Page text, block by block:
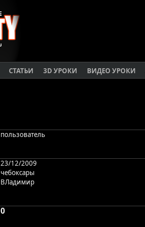
СТАТЬИ 3D УРОКИ ВИДЕО УРОКИ
пользователь
23/12/2009
чебоксары
ВЛадимир
0